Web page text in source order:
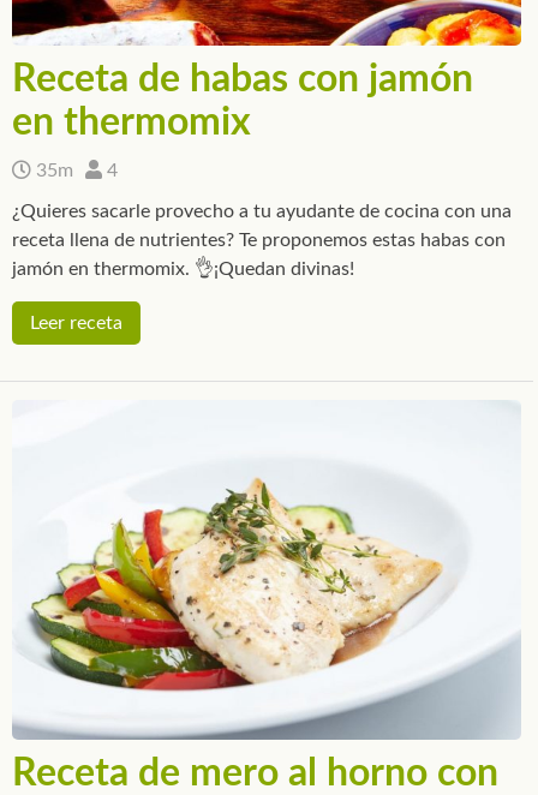
Receta de habas con jamón
en thermomix
35m 4
¿Quieres sacarle provecho a tu ayudante de cocina con una
receta llena de nutrientes? Te proponemos estas habas con
jamón en thermomix. 👌¡Quedan divinas!
Leer receta
Receta de mero al horno con